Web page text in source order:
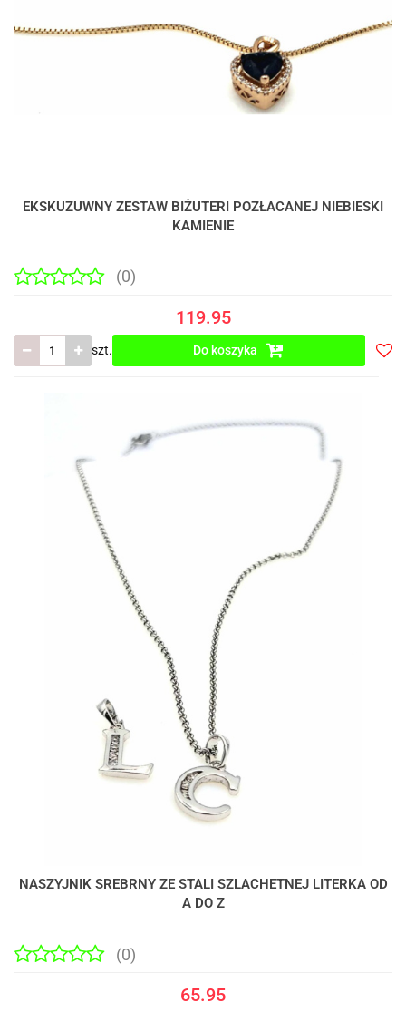
EKSKUZUWNY ZESTAW BIŻUTERI POZŁACANEJ NIEBIESKI
KAMIENIE
(0)
119.95
szt. Do koszyka
NASZYJNIK SREBRNY ZE STALI SZLACHETNEJ LITERKA OD
A DO Z
(0)
65.95